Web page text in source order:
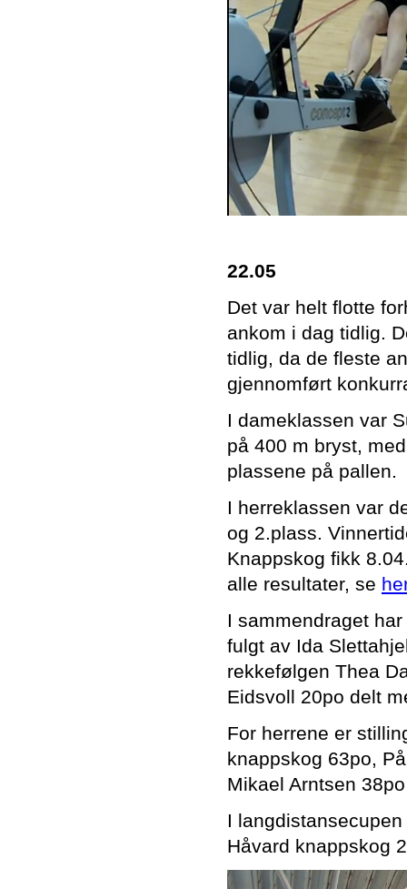
22.05
Det var helt flotte
ankom i dag tidlig.
tidlig, da de fleste
gjennomført
I dameklassen var
på 400 m bryst,
plassene på pallen.
I herreklassen var
og 2.plass.
Knappskog fikk
alle resultater, se
I sammendraget
fulgt av Ida
rekkefølgen Thea
Eidsvoll 20po delt
For herrene er
knappskog 63po,
Mikael Arntsen
I
Håvard knappskog